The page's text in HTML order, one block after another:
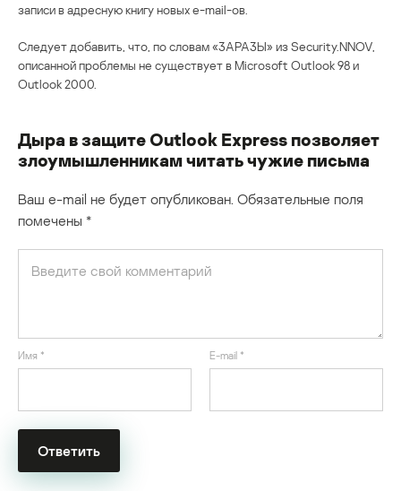
записи в адресную книгу новых e-mail-ов.
Следует добавить, что, по словам «3APA3Ы» из Security.NNOV,
описанной проблемы не существует в Microsoft Outlook 98 и
Outlook 2000.
Дыра в защите Outlook Express позволяет
злоумышленникам читать чужие письма
Ваш e-mail не будет опубликован. Обязательные поля
помечены *
Имя * E-mail *